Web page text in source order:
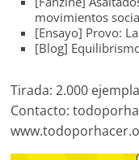
movimientos
[Ensayo] Provo:
[Blog]
Tirada: 2.000
Contacto: